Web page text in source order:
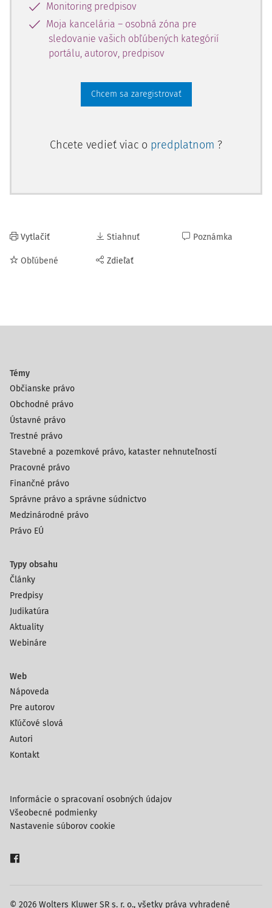
Monitoring predpisov
Moja kancelária – osobná zóna pre
sledovanie vašich obľúbených kategórií
portálu, autorov, predpisov
Chcem sa zaregistrovať
Chcete vedieť viac o predplatnom ?
Vytlačiť
Obľúbené
Stiahnuť
Zdieľať
Poznámka
Témy
Občianske právo
Obchodné právo
Ústavné právo
Trestné právo
Stavebné a pozemkové právo, kataster nehnuteľností
Pracovné právo
Finančné právo
Správne právo a správne súdnictvo
Medzinárodné právo
Právo EÚ
Typy obsahu
Články
Predpisy
Judikatúra
Aktuality
Webináre
Web
Nápoveda
Pre autorov
Kľúčové slová
Autori
Kontakt
© 2026 Wolters Kluwer SR s. r. o., všetky práva vyhradené
Informácie o spracovaní osobných údajov
Všeobecné podmienky
Nastavenie súborov cookie